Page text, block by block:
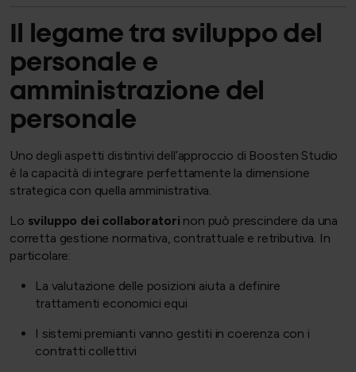
Il legame tra sviluppo del
personale e
amministrazione del
personale
Uno degli aspetti distintivi dell’approccio di Boosten Studio
è la capacità di integrare perfettamente la dimensione
strategica con quella amministrativa.
Lo sviluppo dei collaboratori non può prescindere da una
corretta gestione normativa, contrattuale e retributiva. In
particolare:
La valutazione delle posizioni aiuta a definire
trattamenti economici equi
I sistemi premianti vanno gestiti in coerenza con i
contratti collettivi